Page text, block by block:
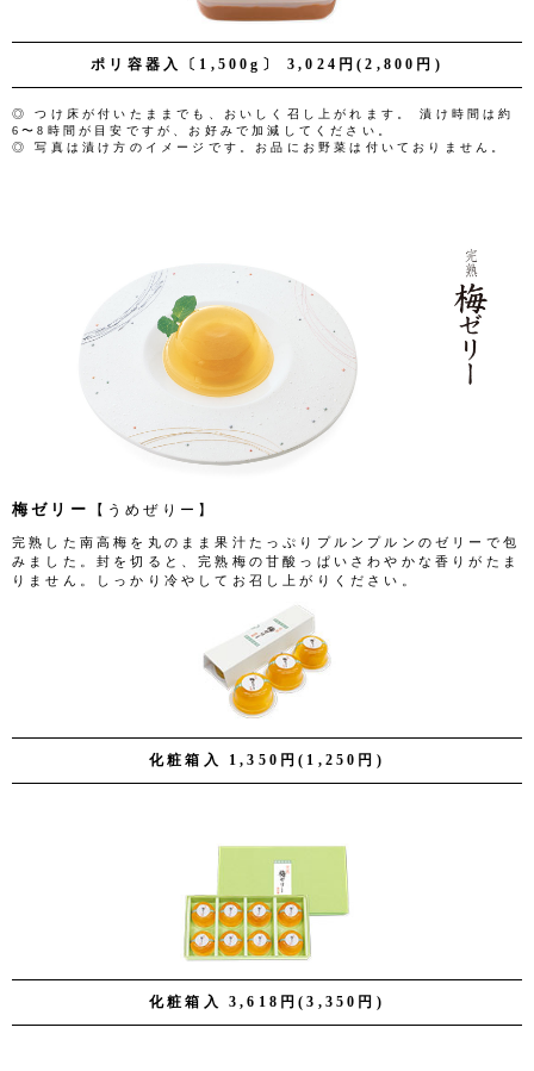
ポリ容器入〔1,500g〕 3,024円(2,800円)
◎ つけ床が付いたままでも、おいしく召し上がれます。 漬け時間は約
6〜8時間が目安ですが、お好みで加減してください。
◎ 写真は漬け方のイメージです。お品にお野菜は付いておりません。
梅ゼリー 【うめぜりー】
完熟した南高梅を丸のまま果汁たっぷりプルンプルンのゼリーで包
みました。封を切ると、完熟梅の甘酸っぱいさわやかな香りがたま
りません。しっかり冷やしてお召し上がりください。
化粧箱入 1,350円(1,250円)
化粧箱入 3,618円(3,350円)